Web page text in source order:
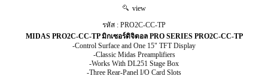
view
รหัส : PRO2C-CC-TP
MIDAS PRO2C-CC-TP มิกเซอร์ดิจิตอล PRO SERIES PRO2C-CC-TP
-Control Surface and One 15" TFT Display
-Classic Midas Preamplifiers
-Works With DL251 Stage Box
-Three Rear-Panel I/O Card Slots